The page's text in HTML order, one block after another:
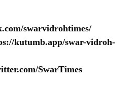
swarvidrohtimes/
kutumb.app/swar-vidroh-
SwarTimes